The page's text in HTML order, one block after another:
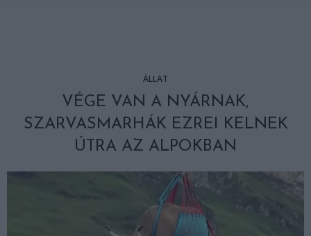
ÁLLAT
VÉGE VAN A NYÁRNAK,
SZARVASMARHÁK EZREI KELNEK
ÚTRA AZ ALPOKBAN